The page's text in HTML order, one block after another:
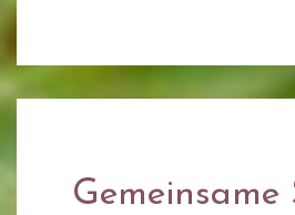
Gemeinsame